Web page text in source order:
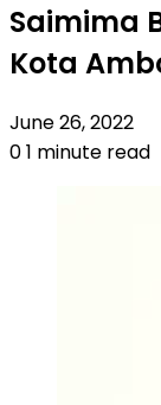
Saimima
Kota
June 26, 2022
01 minute read